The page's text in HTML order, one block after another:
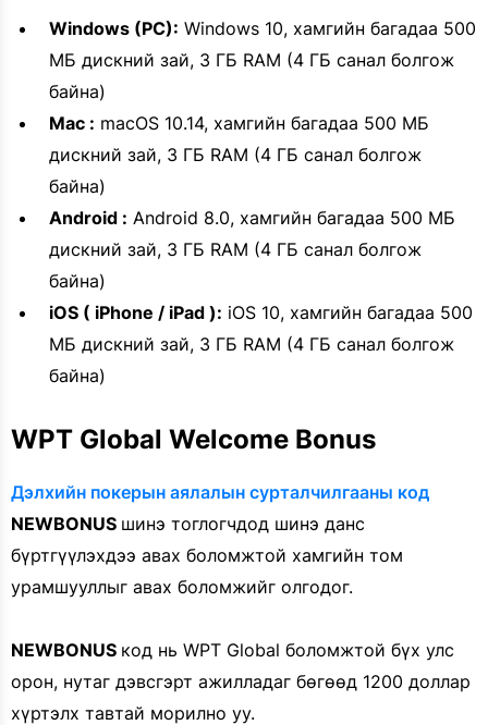
Windows (PC): Windows 10, хамгийн багадаа 500
МБ дискний зай, 3 ГБ RAM (4 ГБ санал болгож
байна)
Mac : macOS 10.14, хамгийн багадаа 500 МБ
дискний зай, 3 ГБ RAM (4 ГБ санал болгож
байна)
Android : Android 8.0, хамгийн багадаа 500 МБ
дискний зай, 3 ГБ RAM (4 ГБ санал болгож
байна)
iOS ( iPhone / iPad ): iOS 10, хамгийн багадаа 500
МБ дискний зай, 3 ГБ RAM (4 ГБ санал болгож
байна)
WPT Global Welcome Bonus
Дэлхийн покерын аялалын сурталчилгааны код
NEWBONUS шинэ тоглогчдод шинэ данс
бүртгүүлэхдээ авах боломжтой хамгийн том
урамшууллыг авах боломжийг олгодог.
NEWBONUS код нь WPT Global боломжтой бүх улс
орон, нутаг дэвсгэрт ажилладаг бөгөөд 1200 доллар
хүртэлх тавтай морилно уу.